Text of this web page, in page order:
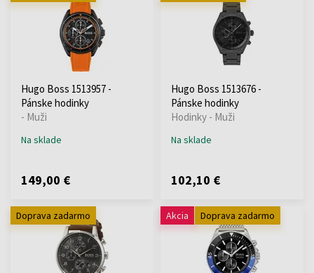
Hugo Boss 1513957 -
Pánske hodinky
- Muži
Na sklade
149,00 €
Hugo Boss 1513676 -
Pánske hodinky
Hodinky - Muži
Na sklade
102,10 €
Doprava zadarmo Akcia Doprava zadarmo